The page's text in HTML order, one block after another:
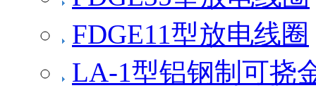
FDGE11型放电线圈
LA-1型铝钢制可挠